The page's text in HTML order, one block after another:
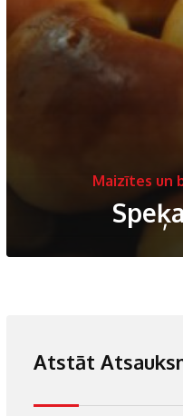
Maizītes un
Atstāt